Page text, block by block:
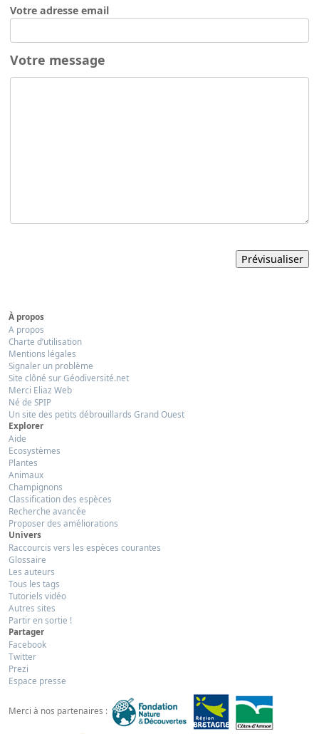
Votre adresse email
Votre message
À propos
A propos
Charte d’utilisation
Mentions légales
Signaler un problème
Site clôné sur Géodiversité.net
Merci Eliaz Web
Né de SPIP
Un site des petits débrouillards Grand Ouest
Explorer
Aide
Ecosystèmes
Plantes
Animaux
Champignons
Classification des espèces
Recherche avancée
Proposer des améliorations
Univers
Raccourcis vers les espèces courantes
Glossaire
Les auteurs
Tous les tags
Tutoriels vidéo
Autres sites
Partir en sortie !
Partager
Facebook
Twitter
Prezi
Espace presse
Merci à nos partenaires :